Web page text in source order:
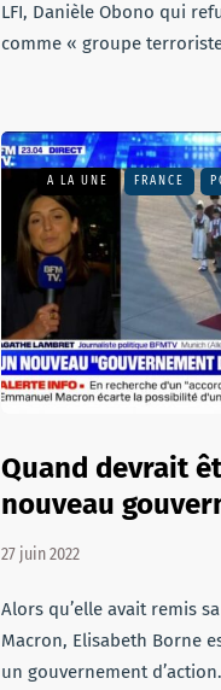
LFI, Danièle Obono qui
comme « groupe
A LA UNE FRANCE
Quand devrait
nouveau
27 juin 2022
Alors qu’elle avait remis
Macron, Elisabeth Borne
un gouvernement